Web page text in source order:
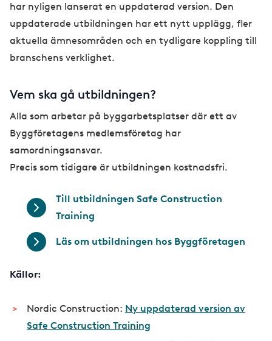
har nyligen lanserat en uppdaterad version. Den
uppdaterade utbildningen har ett nytt upplägg, fler
aktuella ämnesområden och en tydligare koppling till
branschens verklighet.
Vem ska gå utbildningen?
Alla som arbetar på byggarbetsplatser där ett av
Byggföretagens medlemsföretag har
samordningsansvar.
Precis som tidigare är utbildningen kostnadsfri.
Till utbildningen Safe Construction
Training
Läs om utbildningen hos Byggföretagen
Källor:
Nordic Construction: Ny uppdaterad version av
Safe Construction Training